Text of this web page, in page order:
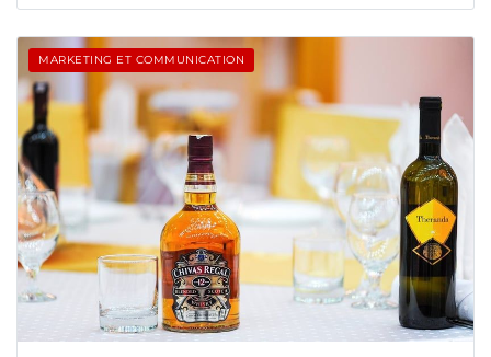
MARKETING ET COMMUNICATION